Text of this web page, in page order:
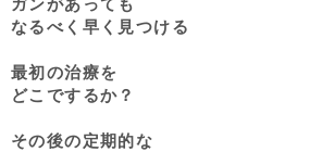
ガンがあっても
なるべく早く見つける
最初の治療を
どこでするか？
その後の定期的な